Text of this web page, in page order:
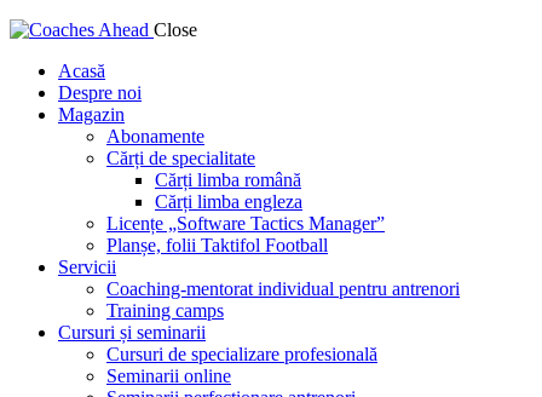
Close
Acasă
Despre noi
Magazin
Abonamente
Cărți de specialitate
Cărți limba română
Cărți limba engleza
Licențe „Software Tactics Manager”
Planșe, folii Taktifol Football
Servicii
Coaching-mentorat individual pentru antrenori
Training camps
Cursuri și seminarii
Cursuri de specializare profesională
Seminarii online